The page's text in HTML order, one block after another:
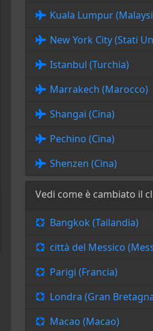
Kuala Lumpur
New York City (Stati
Istanbul (Turchia)
Marrakech (Marocco)
Shangai (Cina)
Pechino (Cina)
Shenzen (Cina)
Vedi come è cambiato il
Bangkok (Tailandia)
città del Messico
Parigi (Francia)
Londra (Gran
Macao (Macao)